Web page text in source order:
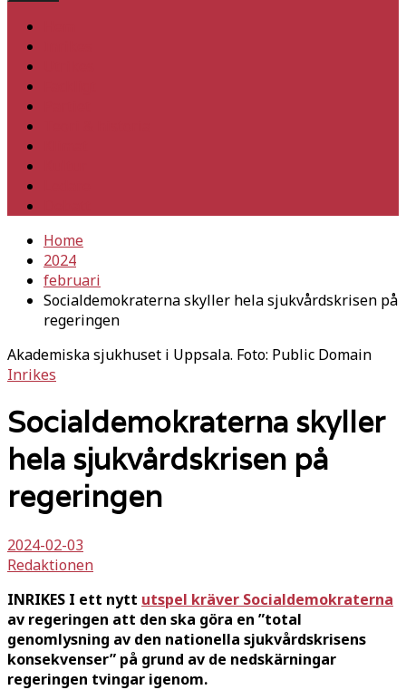
Home
2024
februari
Socialdemokraterna skyller hela sjukvårdskrisen på
regeringen
Akademiska sjukhuset i Uppsala. Foto: Public Domain
Inrikes
Socialdemokraterna skyller
hela sjukvårdskrisen på
regeringen
2024-02-03
Redaktionen
INRIKES I ett nytt utspel kräver Socialdemokraterna
av regeringen att den ska göra en ”total
genomlysning av den nationella sjukvårdskrisens
konsekvenser” på grund av de nedskärningar
regeringen tvingar igenom.